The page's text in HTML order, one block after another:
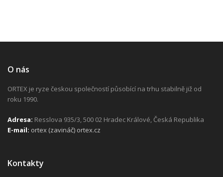
O nás
ORTEX je ryze českou společností působící na trhu stabilně již od
roku 1990.
Adresa: Resslova 935/3, 500 02 Hradec Králové, Česká Republika
E-mail: ortex (zavináč) ortex.cz
Kontakty